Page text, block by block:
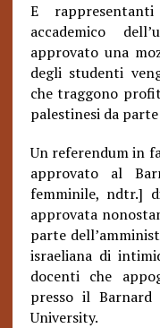
E
accademico
approvato una
degli studenti
che traggono
palestinesi da
Un referendum in
approvato al
femminile, ndtr.]
approvata
parte
israeliana di
docenti che
presso il
University.